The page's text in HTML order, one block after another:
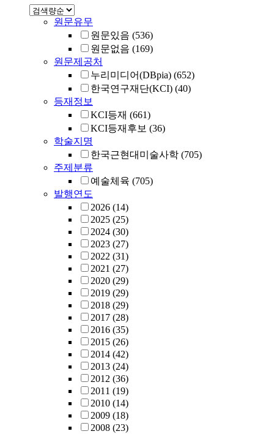
원문유무
원문있음 (536)
원문없음 (169)
원문제공처
누리미디어(DBpia) (652)
한국연구재단(KCI) (40)
등재정보
KCI등재 (661)
KCI등재후보 (36)
학술지명
한국근현대미술사학 (705)
주제분류
예술체육 (705)
발행연도
2026 (14)
2025 (25)
2024 (30)
2023 (27)
2022 (31)
2021 (27)
2020 (29)
2019 (29)
2018 (29)
2017 (28)
2016 (35)
2015 (26)
2014 (42)
2013 (24)
2012 (36)
2011 (19)
2010 (14)
2009 (18)
2008 (23)